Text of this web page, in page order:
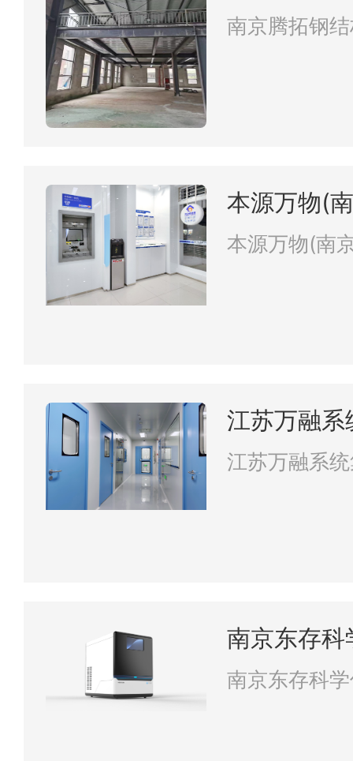
南京腾拓钢
本源万物(
公司
本源万物(南
江苏万融系
江苏万融系
南京东存科
南京东存科